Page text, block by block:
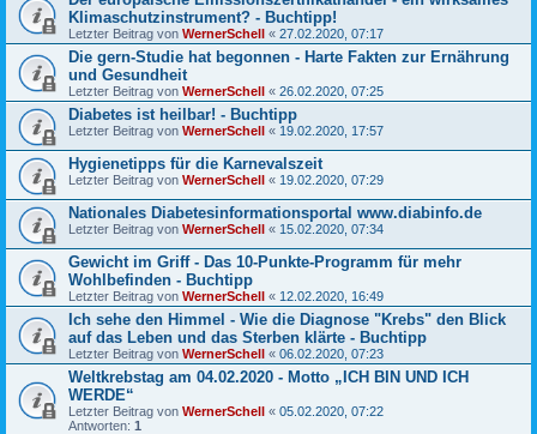
Klimaschutzinstrument? - Buchtipp!
Letzter Beitrag von WernerSchell « 27.02.2020, 07:17
Die gern-Studie hat begonnen - Harte Fakten zur Ernährung
und Gesundheit
Letzter Beitrag von WernerSchell « 26.02.2020, 07:25
Diabetes ist heilbar! - Buchtipp
Letzter Beitrag von WernerSchell « 19.02.2020, 17:57
Hygienetipps für die Karnevalszeit
Letzter Beitrag von WernerSchell « 19.02.2020, 07:29
Nationales Diabetesinformationsportal www.diabinfo.de
Letzter Beitrag von WernerSchell « 15.02.2020, 07:34
Gewicht im Griff - Das 10-Punkte-Programm für mehr
Wohlbefinden - Buchtipp
Letzter Beitrag von WernerSchell « 12.02.2020, 16:49
Ich sehe den Himmel - Wie die Diagnose "Krebs" den Blick
auf das Leben und das Sterben klärte - Buchtipp
Letzter Beitrag von WernerSchell « 06.02.2020, 07:23
Weltkrebstag am 04.02.2020 - Motto „ICH BIN UND ICH
WERDE“
Letzter Beitrag von WernerSchell « 05.02.2020, 07:22
Antworten: 1